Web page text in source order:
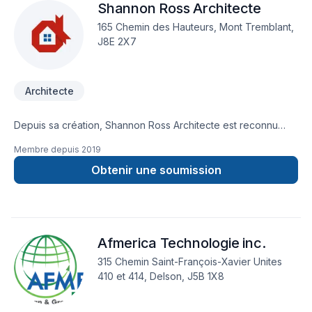
projet, concevant une architecture de qualité, sensible à la
fois aux besoins des clients et au contexte dans lequel le
projet est inséré.
Shannon Ross Architecte
165 Chemin des Hauteurs, Mont Tremblant,
J8E 2X7
Architecte
Depuis sa création, Shannon Ross Architecte est reconnu
Lanaudière,Laurentides,Laval,Montérégie,Montréal,Outaouais
avec passion et professionnalisme. Notre mission :
concrétiser vos projets tout en respectant vos exigences,
centré sur vos besoins et vos aspirations.
Membre depuis 2019
Obtenir une soumission
Afmerica Technologie inc.
315 Chemin Saint-François-Xavier Unites
410 et 414, Delson, J5B 1X8